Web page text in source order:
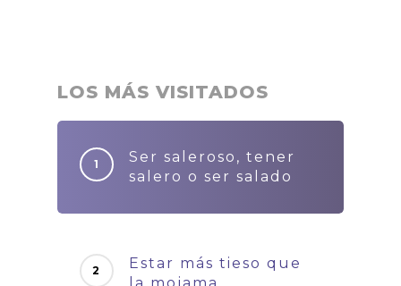
LOS MÁS VISITADOS
Ser saleroso, tener
salero o ser salado
Estar más tieso que